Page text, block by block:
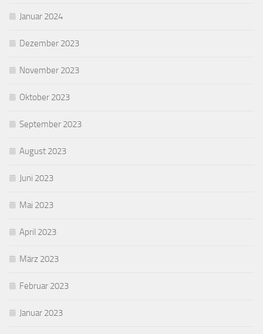
Januar 2024
Dezember 2023
November 2023
Oktober 2023
September 2023
August 2023
Juni 2023
Mai 2023
April 2023
März 2023
Februar 2023
Januar 2023